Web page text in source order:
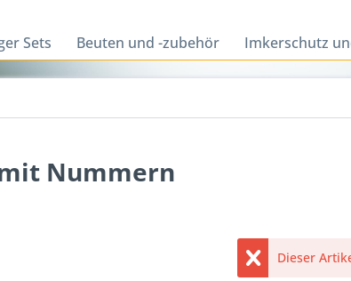
Sets Beuten und -zubehör Imkerschutz
Nummern
Dieser